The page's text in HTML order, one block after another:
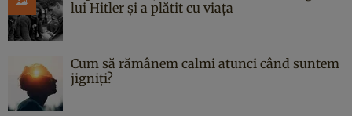
lui Hitler și a plătit cu viața
Cum să rămânem calmi atunci când suntem
jigniți?